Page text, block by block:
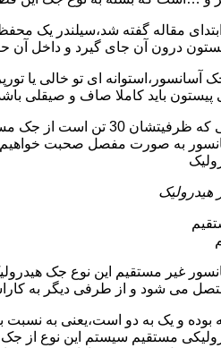
مقاله گفته شد،سیلندر یک
درون آن جای گیرد و داخل آن
آسانسور،استوانه ای تو خالی یا
باید کاملا صاف و صیقلی
به صورت مفصل صحبت
هیدرولیک
غیر مستقیم این نوع جک
می شود و از طرفی دیگر به
بوده و یک به دو است،یعنی به
مستقیم سیستم این نوع از